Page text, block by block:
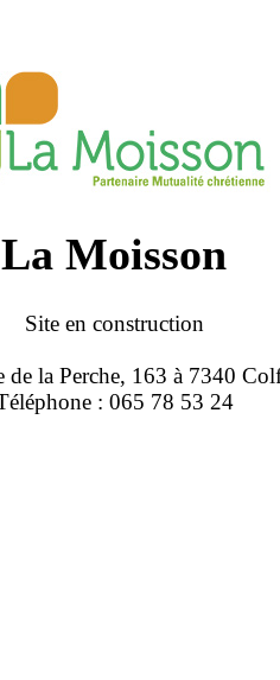
La Moisson
Site en construction
de la Perche, 163 à 7340
: 065 78 53 24